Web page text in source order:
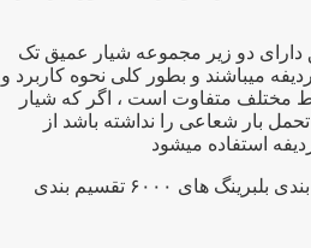
دارای دو زیر مجموعه شیار عمیق تک
میباشند و بطور کلی نحوه کاربرد و
مختلف متفاوت است ، اگر که شیار
بار شعاعی را نداشته باشد از
استفاده میشود
این بلبرینگها جزو دسته بندی بلبرینگ های ۶۰۰۰ تقسیم بندی